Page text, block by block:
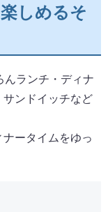
しめるそ
んランチ・ディナ
ンドイッチなど
ータイムをゆっ